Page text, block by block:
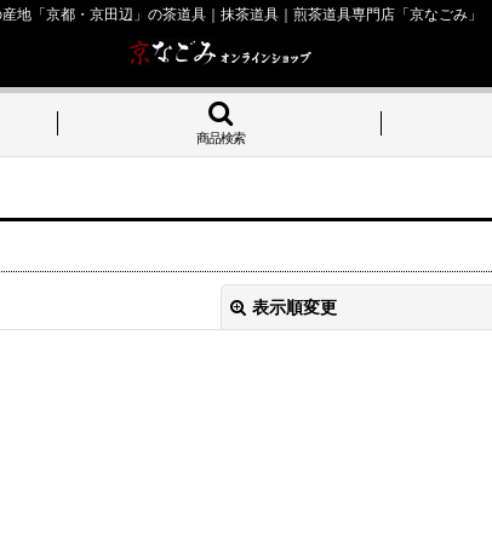
地「京都・京田辺」の茶道具｜抹茶道具｜煎茶道具専門店「京なごみ」
商品検索
表示順変更